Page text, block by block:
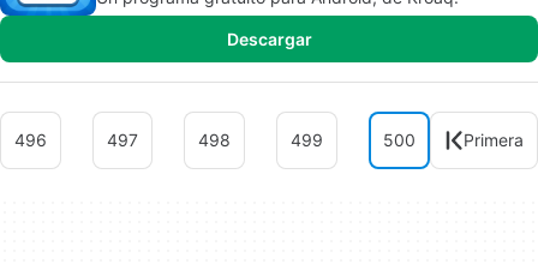
Descargar
496 497 498 499 500 Primera